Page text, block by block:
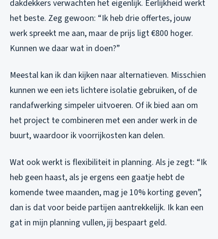
dakdekkers verwachten het eigenlijk. Eerlijkheid werkt
het beste. Zeg gewoon: “Ik heb drie offertes, jouw
werk spreekt me aan, maar de prijs ligt €800 hoger.
Kunnen we daar wat in doen?”
Meestal kan ik dan kijken naar alternatieven. Misschien
kunnen we een iets lichtere isolatie gebruiken, of de
randafwerking simpeler uitvoeren. Of ik bied aan om
het project te combineren met een ander werk in de
buurt, waardoor ik voorrijkosten kan delen.
Wat ook werkt is flexibiliteit in planning. Als je zegt: “Ik
heb geen haast, als je ergens een gaatje hebt de
komende twee maanden, mag je 10% korting geven”,
dan is dat voor beide partijen aantrekkelijk. Ik kan een
gat in mijn planning vullen, jij bespaart geld.